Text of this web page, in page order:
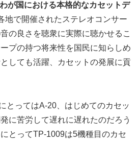
が国における本格的なカセットデ
地で開催されたステレオコンサー
の良さを聴衆に実際に聴かせるこ
プの持つ将来性を国民に知らしめ
しても活躍、カセットの発展に貢
とってはA-20、はじめてのカセッ
に苦労して遅れに遅れたのだろう
とってTP-1009は5機種目のカセ